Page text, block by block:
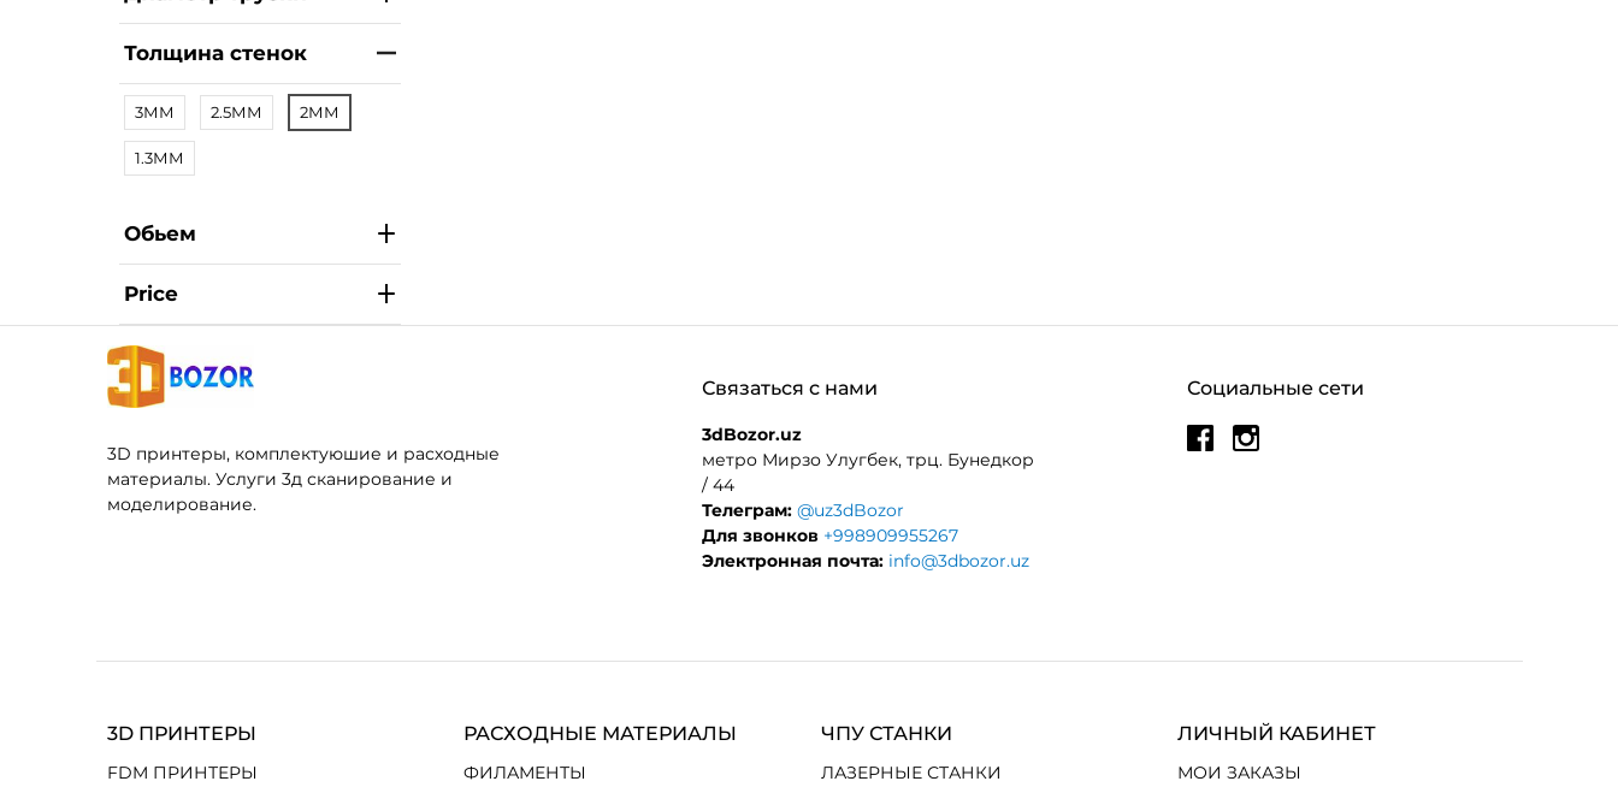
Толщина стенок
3ММ 2.5ММ 2ММ
1.3ММ
Обьем
Price
3D принтеры, комплектуюшие и расходные
материалы. Услуги 3д сканирование и
моделирование.
Социальные сети
Связаться с нами
3dBozor.uz
метро Мирзо Улугбек, трц. Бунедкор
/ 44
Телеграм: @uz3dBozor
Для звонков +998909955267
Электронная почта: info@3dbozor.uz
3D ПРИНТЕРЫ
FDM ПРИНТЕРЫ
РАСХОДНЫЕ МАТЕРИАЛЫ
ФИЛАМЕНТЫ
ЧПУ СТАНКИ
ЛАЗЕРНЫЕ СТАНКИ
ЛИЧНЫЙ КАБИНЕТ
МОИ ЗАКАЗЫ